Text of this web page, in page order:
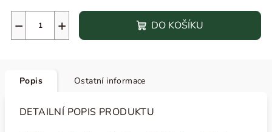
+
− DO KOŠÍKU
Popis Ostatní informace
DETAILNÍ POPIS PRODUKTU